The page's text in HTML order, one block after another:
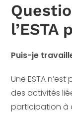
l’ESTA
Puis-je
Une ESTA
des activités
participation à